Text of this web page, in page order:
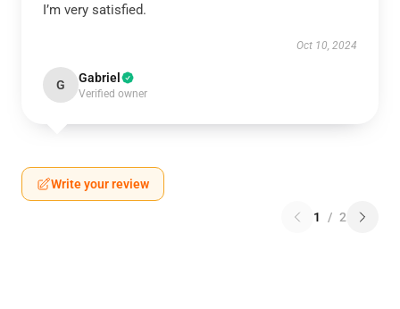
I’m very satisfied.
Oct 10, 2024
G Gabriel
Verified owner
Write your review
1 / 2